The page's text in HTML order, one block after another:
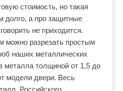
стоимость, но такая
долго, а про защитные
не приходится.
можно разрезать простым
наших металлических
металла толщиной от 1,5 до
модели двери. Весь